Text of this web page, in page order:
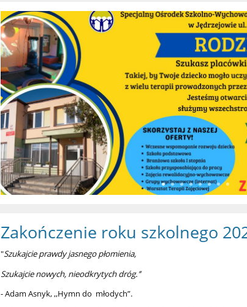
Strona
główna
Zakończenie roku szkolnego
"Szukajcie prawdy jasnego płomienia,
Szukajcie nowych, nieodkrytych dróg.’’
- Adam Asnyk, ,,Hymn do młodych”.